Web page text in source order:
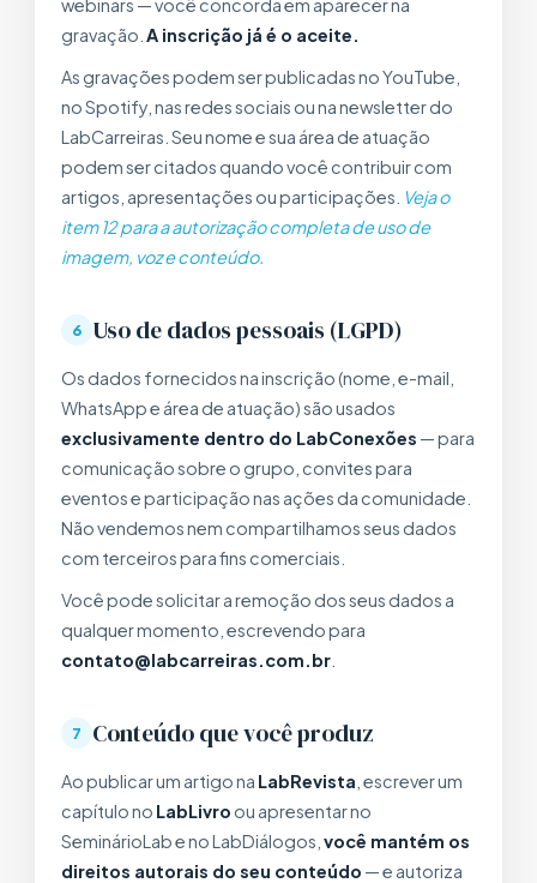
webinars — você concorda em aparecer na
gravação. A inscrição já é o aceite.
As gravações podem ser publicadas no YouTube,
no Spotify, nas redes sociais ou na newsletter do
LabCarreiras. Seu nome e sua área de atuação
podem ser citados quando você contribuir com
artigos, apresentações ou participações. Veja o
item 12 para a autorização completa de uso de
imagem, voz e conteúdo.
6 Uso de dados pessoais (LGPD)
Os dados fornecidos na inscrição (nome, e-mail,
WhatsApp e área de atuação) são usados
exclusivamente dentro do LabConexões — para
comunicação sobre o grupo, convites para
eventos e participação nas ações da comunidade.
Não vendemos nem compartilhamos seus dados
com terceiros para fins comerciais.
Você pode solicitar a remoção dos seus dados a
qualquer momento, escrevendo para
contato@labcarreiras.com.br
7 Conteúdo que você produz
Ao publicar um artigo na LabRevista , escrever um
capítulo no LabLivro ou apresentar no
SeminárioLab e no LabDiálogos, você mantém os
direitos autorais do seu conteúdo — e autoriza